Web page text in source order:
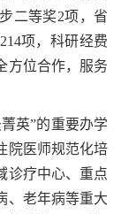
二等奖2项，省
项，科研经费
方位合作，服务
英”的重要办学
院医师规范化培
诊疗中心、重点
、老年病等重大